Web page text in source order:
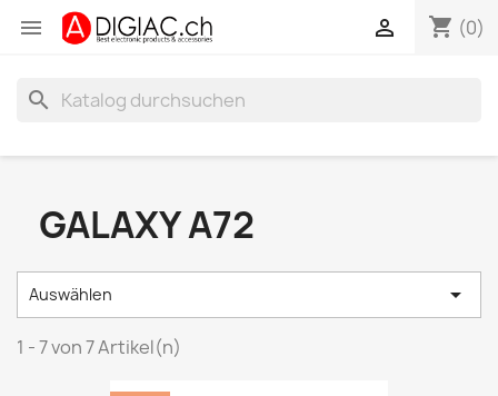
 shopping_cart (0)

search
GALAXY A72
Auswählen 
1 - 7 von 7 Artikel(n)